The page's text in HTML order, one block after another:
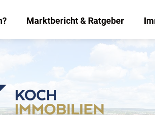
Marktbericht & Ratgeber